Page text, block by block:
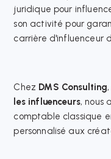
juridique pour
son activité pour
carrière d'influenceur
Chez DMS Consulting,
les influenceurs, nous
comptable classique
personnalisé aux